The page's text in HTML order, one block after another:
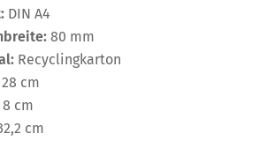
DIN A4
80 mm
Recyclingkarton
28 cm
8 cm
cm